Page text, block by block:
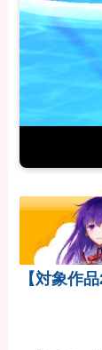
【対象作